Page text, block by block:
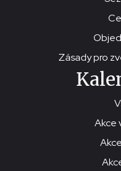
Zásady pro
Akce